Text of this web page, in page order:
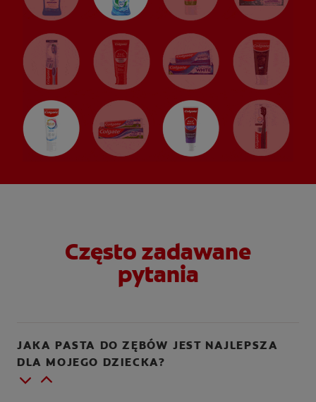
Często zadawane
pytania
JAKA PASTA DO ZĘBÓW JEST NAJLEPSZA
DLA MOJEGO DZIECKA?